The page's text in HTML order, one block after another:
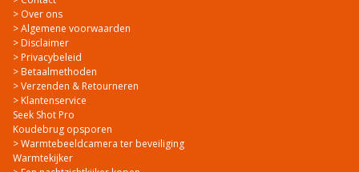
> Over ons
> Algemene voorwaarden
> Disclaimer
> Privacybeleid
> Betaalmethoden
> Verzenden & Retourneren
> Klantenservice
Seek Shot Pro
Koudebrug opsporen
> Warmtebeeldcamera ter beveiliging
Warmtekijker